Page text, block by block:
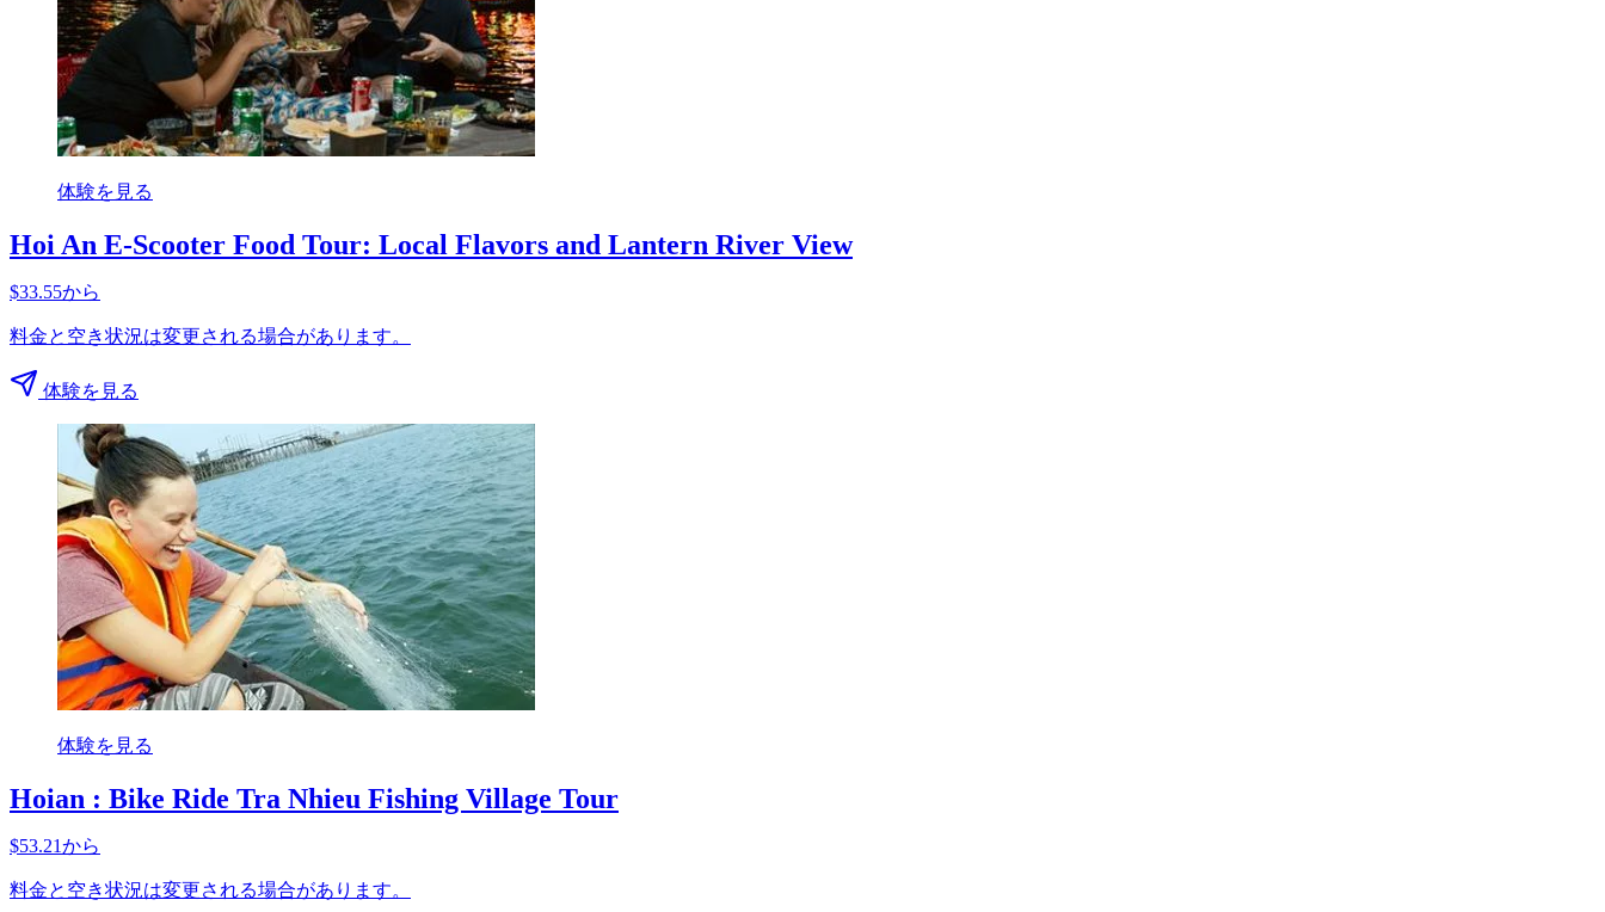
体験を見る
Hoi An E-Scooter Food Tour: Local Flavors and Lantern River View
$33.55から
料金と空き状況は変更される場合があります。
体験を見る
体験を見る
Hoian : Bike Ride Tra Nhieu Fishing Village Tour
$53.21から
料金と空き状況は変更される場合があります。